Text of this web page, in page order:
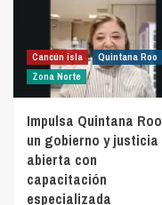
Cancún isla
Quintana Roo
Zona Norte
Impulsa Quintana Roo
un gobierno y justicia
abierta con
capacitación
especializada